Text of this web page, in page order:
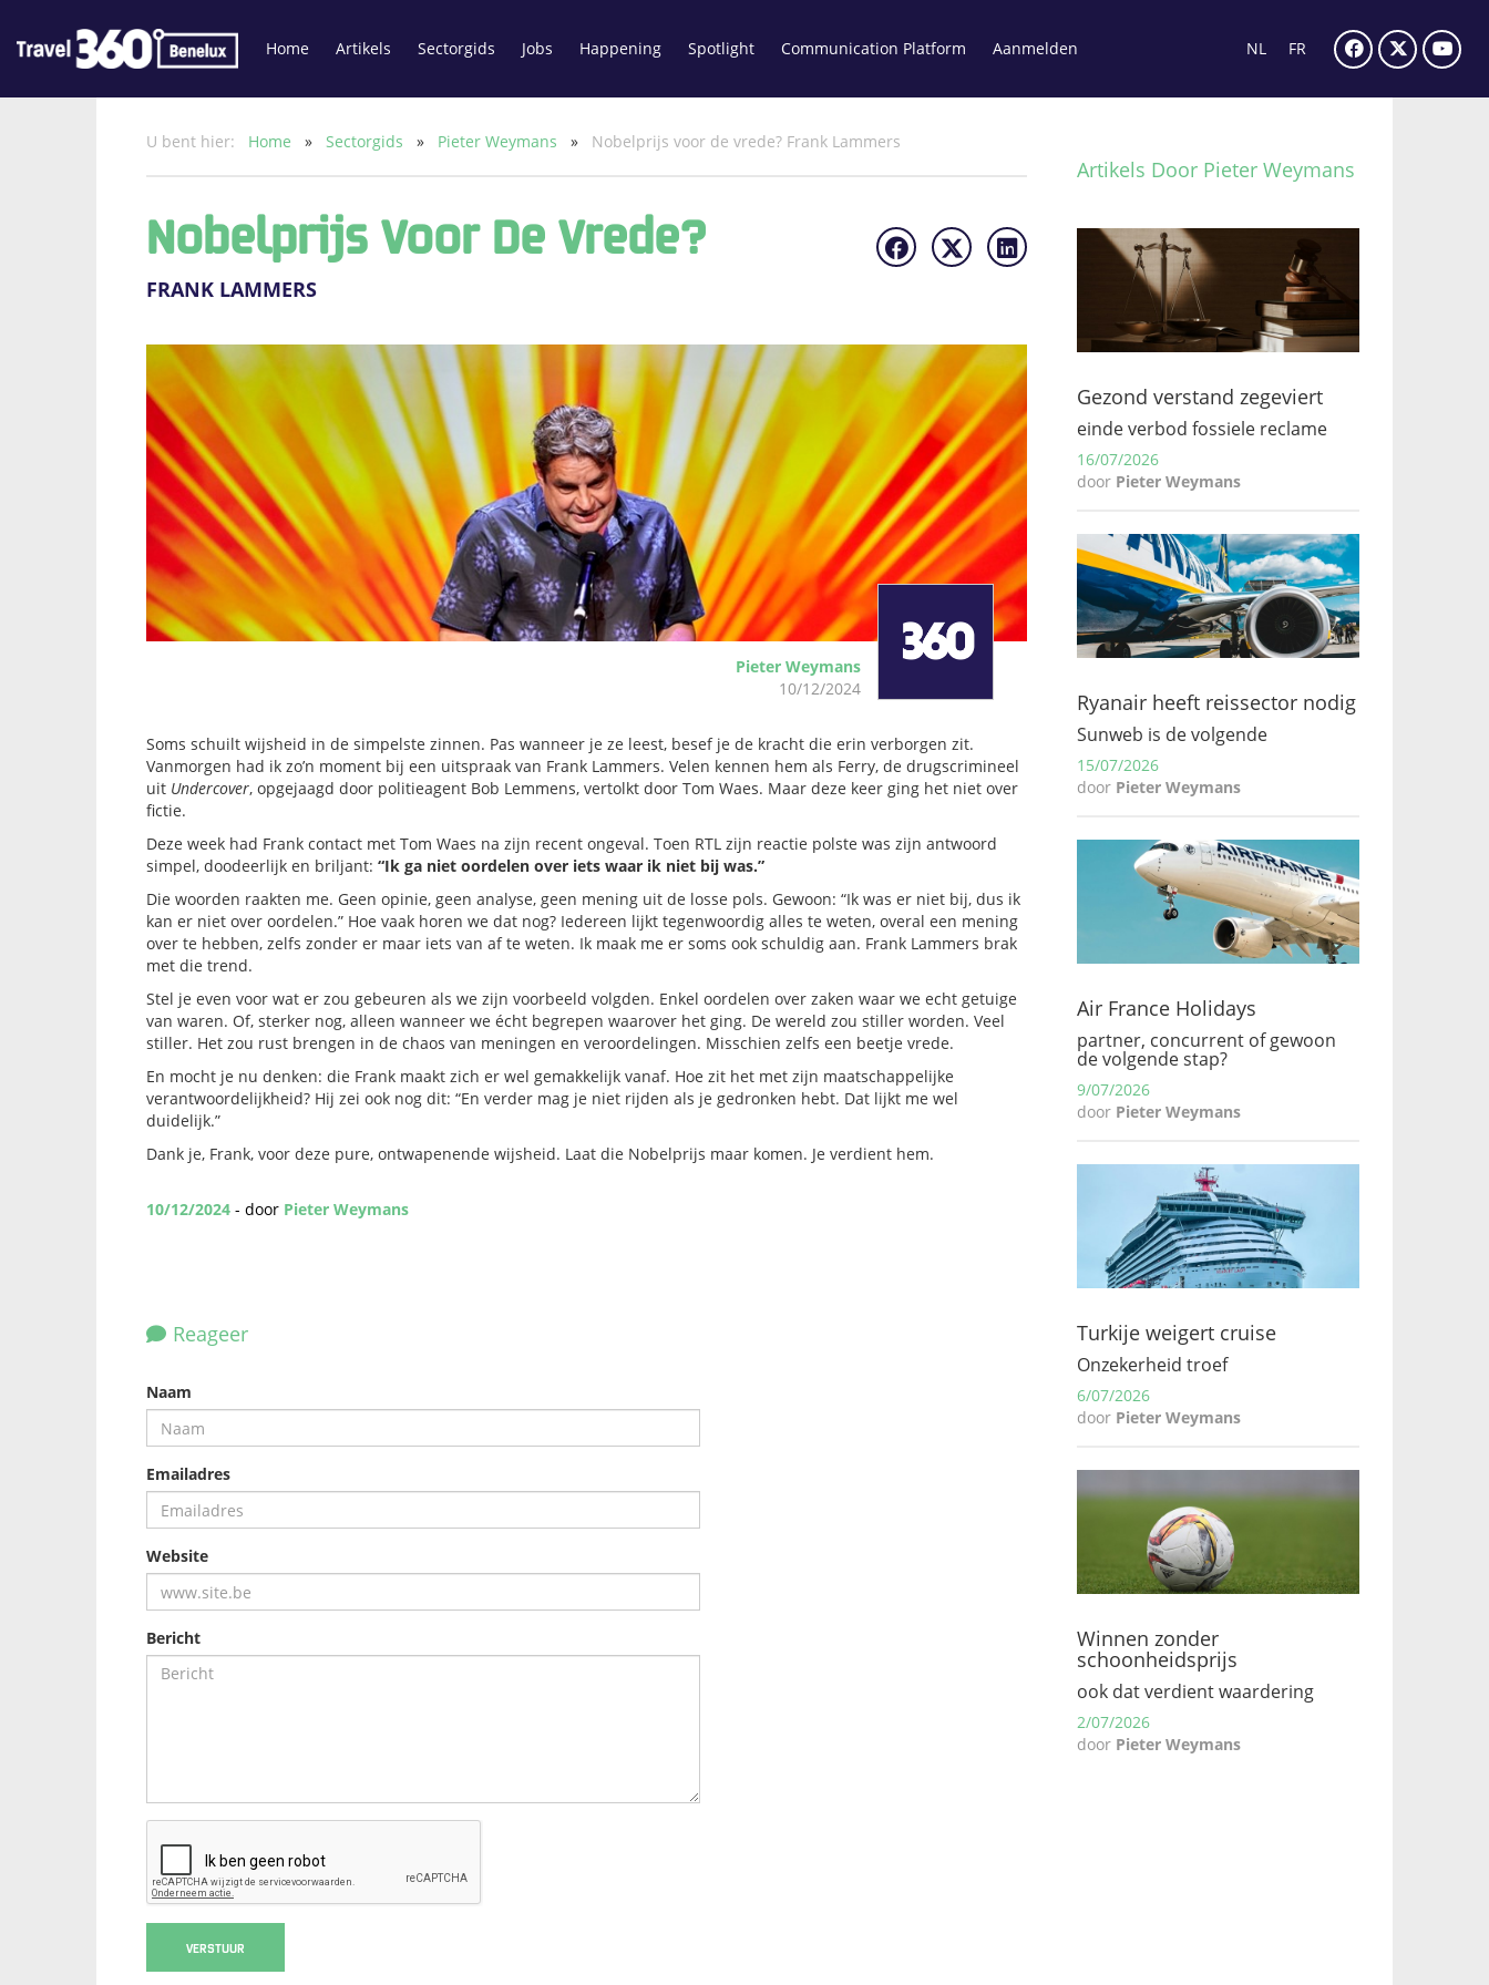
Home Artikels Sectorgids Jobs Happening Spotlight Communication Platform Aanmelden NL FR
U bent hier: Home » Sectorgids » Pieter Weymans » Nobelprijs voor de vrede? Frank Lammers
Nobelprijs Voor De Vrede?
FRANK LAMMERS
Pieter Weymans
10/12/2024
Soms schuilt wijsheid in de simpelste zinnen. Pas wanneer je ze leest, besef je de kracht die erin verborgen zit.
Vanmorgen had ik zo’n moment bij een uitspraak van Frank Lammers. Velen kennen hem als Ferry, de drugscrimineel
uit Undercover, opgejaagd door politieagent Bob Lemmens, vertolkt door Tom Waes. Maar deze keer ging het niet over
fictie.
Deze week had Frank contact met Tom Waes na zijn recent ongeval. Toen RTL zijn reactie polste was zijn antwoord
simpel, doodeerlijk en briljant: “Ik ga niet oordelen over iets waar ik niet bij was.”
Die woorden raakten me. Geen opinie, geen analyse, geen mening uit de losse pols. Gewoon: “Ik was er niet bij, dus ik
kan er niet over oordelen.” Hoe vaak horen we dat nog? Iedereen lijkt tegenwoordig alles te weten, overal een mening
over te hebben, zelfs zonder er maar iets van af te weten. Ik maak me er soms ook schuldig aan. Frank Lammers brak
met die trend.
Stel je even voor wat er zou gebeuren als we zijn voorbeeld volgden. Enkel oordelen over zaken waar we echt getuige
van waren. Of, sterker nog, alleen wanneer we écht begrepen waarover het ging. De wereld zou stiller worden. Veel
stiller. Het zou rust brengen in de chaos van meningen en veroordelingen. Misschien zelfs een beetje vrede.
En mocht je nu denken: die Frank maakt zich er wel gemakkelijk vanaf. Hoe zit het met zijn maatschappelijke
verantwoordelijkheid? Hij zei ook nog dit: “En verder mag je niet rijden als je gedronken hebt. Dat lijkt me wel
duidelijk.”
Dank je, Frank, voor deze pure, ontwapenende wijsheid. Laat die Nobelprijs maar komen. Je verdient hem.
10/12/2024 - door Pieter Weymans
Reageer
Naam
Emailadres
Website
Bericht
VERSTUUR
Artikels Door Pieter Weymans
Gezond verstand zegeviert
einde verbod fossiele reclame
16/07/2026
door Pieter Weymans
Ryanair heeft reissector nodig
Sunweb is de volgende
15/07/2026
door Pieter Weymans
Air France Holidays
partner, concurrent of gewoon
de volgende stap?
9/07/2026
door Pieter Weymans
Turkije weigert cruise
Onzekerheid troef
6/07/2026
door Pieter Weymans
Winnen zonder
schoonheidsprijs
ook dat verdient waardering
2/07/2026
door Pieter Weymans